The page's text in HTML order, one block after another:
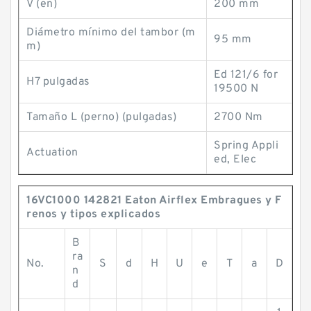
V (en) 200 mm
Diámetro mínimo del tambor (m
m)
95 mm
H7 pulgadas
Ed 121/6 for
19500 N
Tamaño L (perno) (pulgadas) 2700 Nm
Actuation
Spring Appli
ed, Elec
16VC1000 142821 Eaton Airflex Embragues y F
renos y tipos explicados
No.
B
ra
n
d
S d H U e T a D